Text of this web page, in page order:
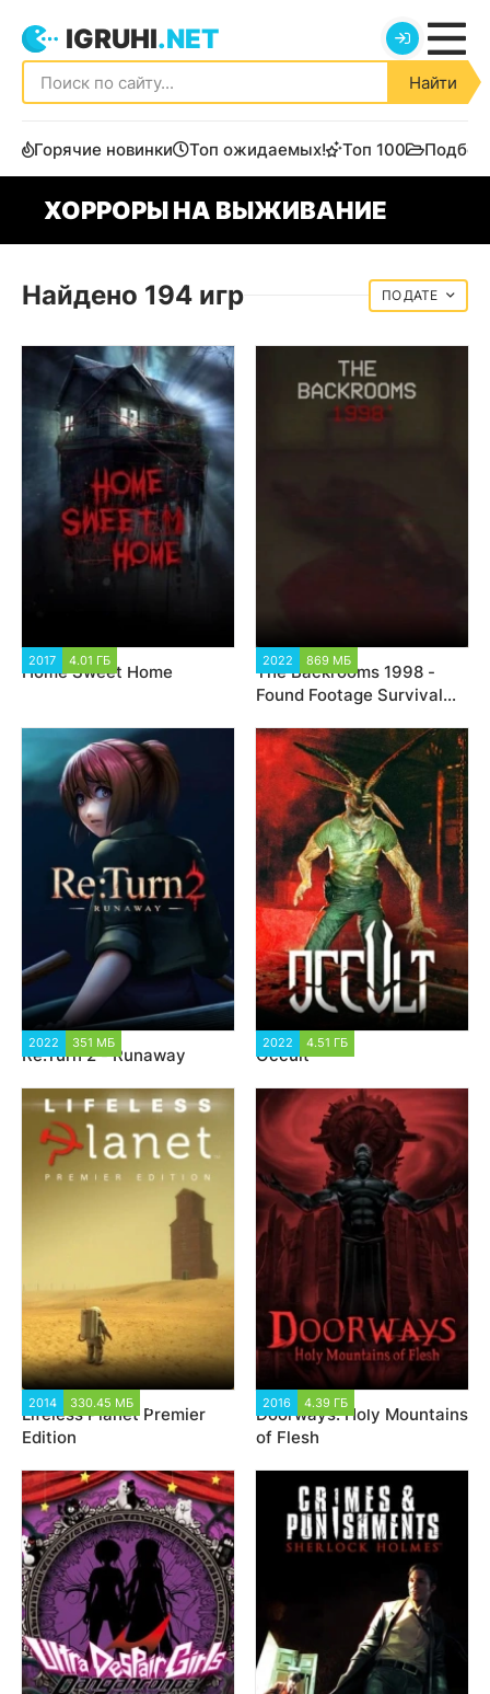
IGRUHI.NET
Найти
Горячие новинки Топ ожидаемых! Топ 100
ХОРРОРЫ НА ВЫЖИВАНИЕ
Найдено 194 игр ДАТЕ
2017 4.01 ГБ
Home Sweet Home
2022 869 МБ
The Backrooms 1998 -
Found Footage Survival
2022 351 МБ
Re:Turn 2 - Runaway
2022 4.51 ГБ
Occult
2014 330.45 МБ
Lifeless Planet Premier
Edition
2016 4.39 ГБ
Doorways: Holy Mountains
of Flesh